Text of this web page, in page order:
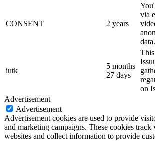
CONSENT 2 years
via
data.
iutk
5 months
27 days
on
Advertisement
Advertisement
Advertisement cookies are used to provide
and marketing campaigns. These cookies track
websites and collect information to provide